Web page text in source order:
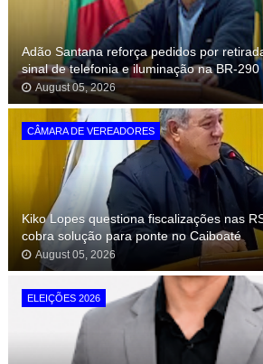
Adão Santana reforça pedidos por
sinal de telefonia e iluminação na BR-290
August 05, 2026
CÂMARA DE VEREADORES
Kiko Lopes questiona fiscalizações nas
cobra solução para ponte no Caiboaté
August 05, 2026
ELEIÇÕES 2026